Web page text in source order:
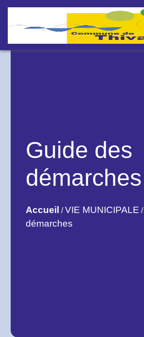
Guide des
démarches
Accueil /VIE MUNICIPALE /
démarches